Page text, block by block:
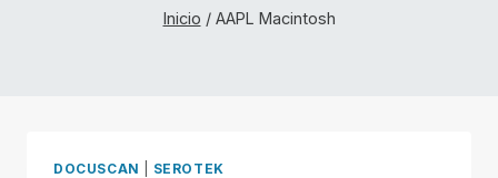
Inicio / AAPL Macintosh
DOCUSCAN SEROTEK